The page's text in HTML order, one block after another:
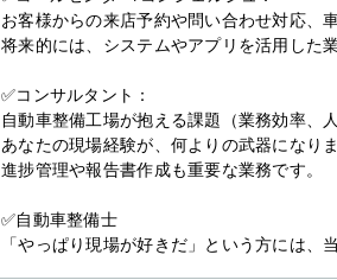
お客様からの来店予約や問い合わせ対応、
将来的には、システムやアプリを活用した
✅コンサルタント：
自動車整備工場が抱える課題（業務効率、
あなたの現場経験が、何よりの武器になりま
進捗管理や報告書作成も重要な業務です。
✅自動車整備士
「やっぱり現場が好きだ」という方には、